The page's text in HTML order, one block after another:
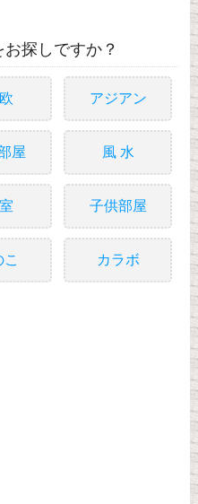
探しですか？
アジアン
屋 風 水
子供部屋
カラボ